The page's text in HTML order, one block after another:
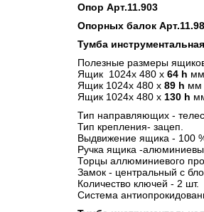
Опор Арт.11.903
Опорных балок
Тумба
Полезные размеры
Ящик 1024х 480 х 64 h мм
Ящик 1024х 480 х 89 h мм
Ящик 1024х 480 х 130 h
Тип направляющих -
Тип крепления- зацеп.
Выдвижение ящика - 100
Ручка ящика -
Торцы аллюминиевого
Замок - центральный с
Количество ключей - 2 шт.
Система